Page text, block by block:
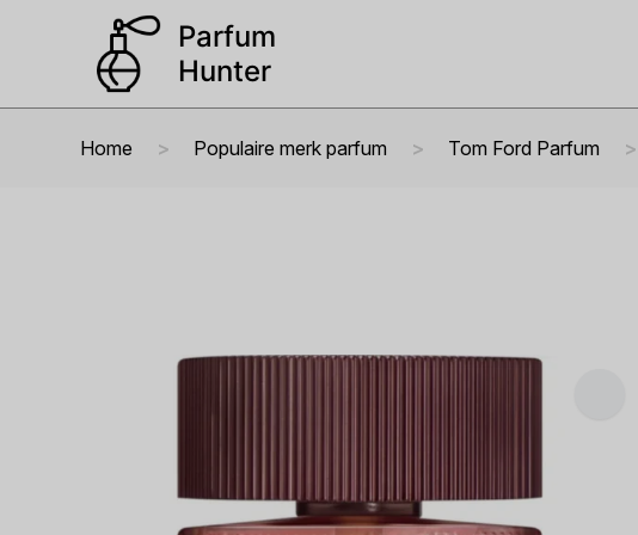
Home Populaire merk parfum Tom Ford Parfum